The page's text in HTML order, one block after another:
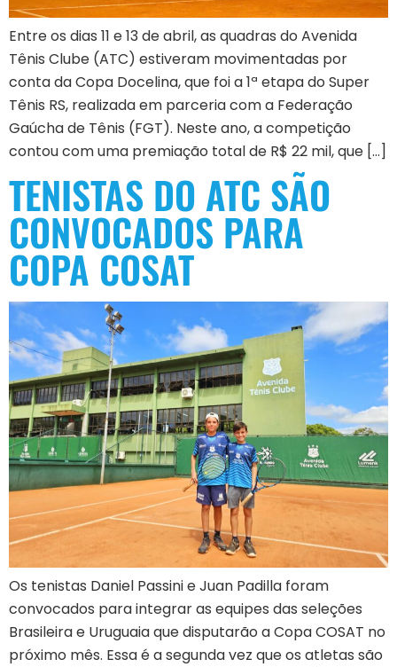
Entre os dias 11 e 13 de abril, as quadras do Avenida
Tênis Clube (ATC) estiveram movimentadas por
conta da Copa Docelina, que foi a 1ª etapa do Super
Tênis RS, realizada em parceria com a Federação
Gaúcha de Tênis (FGT). Neste ano, a competição
contou com uma premiação total de R$ 22 mil, que […]
TENISTAS DO ATC SÃO
CONVOCADOS PARA
COPA COSAT
Os tenistas Daniel Passini e Juan Padilla foram
convocados para integrar as equipes das seleções
Brasileira e Uruguaia que disputarão a Copa COSAT no
próximo mês. Essa é a segunda vez que os atletas são